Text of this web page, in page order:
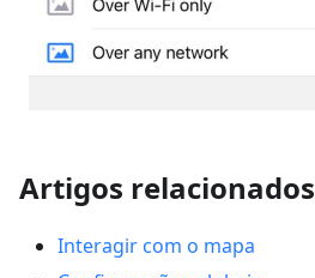
Artigos relacionados
Interagir com o mapa